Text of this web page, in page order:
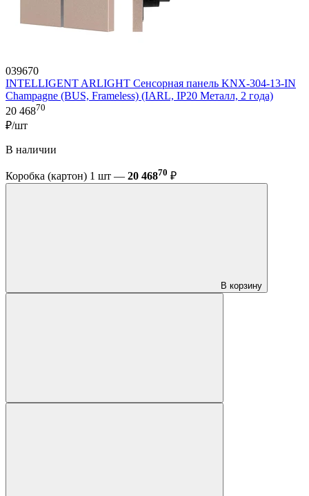
039670
INTELLIGENT ARLIGHT Сенсорная панель KNX-304-13-IN
Champagne (BUS, Frameless) (IARL, IP20 Металл, 2 года)
20 46870
₽/шт
В наличии
Коробка (картон) 1 шт — 20 46870 ₽
В корзину